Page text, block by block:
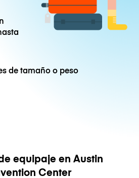
de tamaño o peso
equipaje en Austin
Center